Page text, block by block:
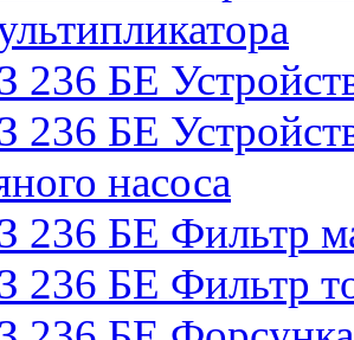
БЕ
БЕ
насоса
236 БЕ Фильтр
БЕ Фильтр